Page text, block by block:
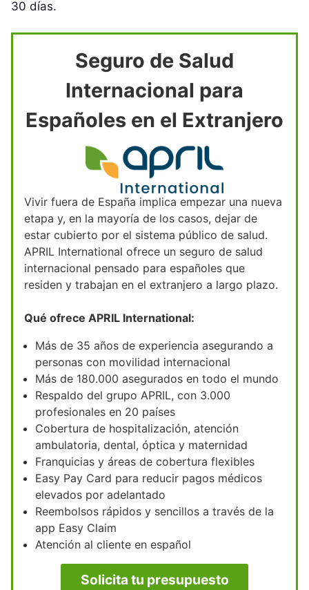
30 días.
Seguro de Salud
Internacional para
Españoles en el Extranjero
Vivir fuera de España implica empezar una nueva
etapa y, en la mayoría de los casos, dejar de
estar cubierto por el sistema público de salud.
APRIL International ofrece un seguro de salud
internacional pensado para españoles que
residen y trabajan en el extranjero a largo plazo.
Qué ofrece APRIL International:
Más de 35 años de experiencia asegurando a
personas con movilidad internacional
Más de 180.000 asegurados en todo el mundo
Respaldo del grupo APRIL, con 3.000
profesionales en 20 países
Cobertura de hospitalización, atención
ambulatoria, dental, óptica y maternidad
Franquicias y áreas de cobertura flexibles
Easy Pay Card para reducir pagos médicos
elevados por adelantado
Reembolsos rápidos y sencillos a través de la
app Easy Claim
Atención al cliente en español
Solicita tu presupuesto